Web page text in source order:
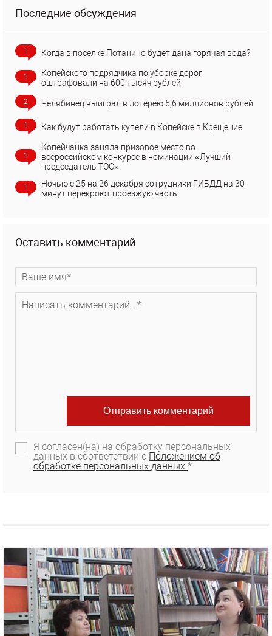
Последние обсуждения
1 Когда в поселке Потанино будет дана горячая вода?
1
Копейского подрядчика по уборке дорог
оштрафовали на 600 тысяч рублей
2 Челябинец выиграл в лотерею 5,6 миллионов рублей
1 Как будут работать купели в Копейске в Крещение
1
Копейчанка заняла призовое место во
всероссийском конкурсе в номинации «Лучший
председатель ТОС»
1
Ночью с 25 на 26 декабря сотрудники ГИБДД на 30
минут перекроют проезжую часть
Оставить комментарий
Я согласен(на) на обработку персональных
данных в соответствии с Положением об
обработке персональных данных.*